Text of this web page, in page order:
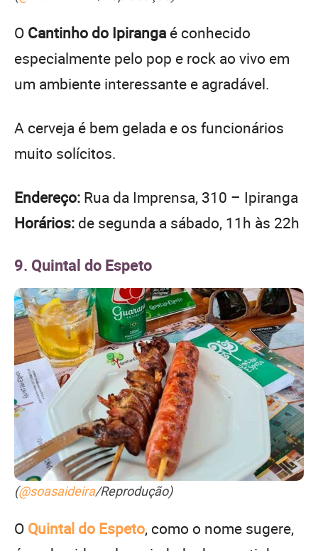
O Cantinho do Ipirangaé conhecido
especialmente pelo pop e rock ao vivo em
um ambiente interessante e agradável.
A cerveja é bem gelada e os funcionários
muito solícitos.
Endereço: Rua da Imprensa, 310 – Ipiranga
Horários: de segunda a sábado, 11h às 22h
9. Quintal do Espeto
(@soasaideira/Reprodução)
O Quintal do Espeto, como o nome sugere,